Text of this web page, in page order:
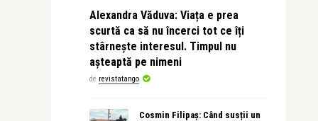
Alexandra Văduva: Viața e prea
scurtă ca să nu încerci tot ce îți
stârnește interesul. Timpul nu
așteaptă pe nimeni
de revistatango
Cosmin Filipaș: Când susții un